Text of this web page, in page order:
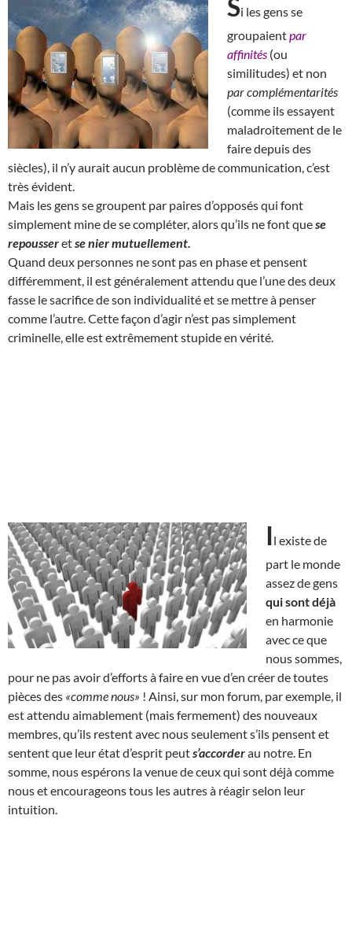
Si les gens se
groupaientpar
affinités (ou
similitudes) et non
par complémentarités
(comme ils essayent
maladroitement de le
faire depuis des
siècles), il n’y aurait aucun problème de communication, c’est
très évident.
Mais les gens se groupent par paires d’opposés qui font
simplement mine de se compléter, alors qu’ils ne font quese
repousseretse nier mutuellement.
Quand deux personnes ne sont pas en phase et pensent
différemment, il est généralement attendu que l’une des deux
fasse le sacrifice de son individualité et se mettre à penser
comme l’autre. Cette façon d’agir n’est pas simplement
criminelle, elle est extrêmement stupide en vérité.
Il existe de
part le monde
assez de gens
qui sont déjà
en harmonie
avec ce que
nous sommes,
pour ne pas avoir d’efforts à faire en vue d’en créer de toutes
pièces des «comme nous» ! Ainsi, sur mon forum, par exemple, il
est attendu aimablement (mais fermement) des nouveaux
membres, qu’ils restent avec nous seulement s’ils pensent et
sentent que leur état d’esprit peuts’accorderau notre. En
somme, nous espérons la venue de ceux qui sont déjà comme
nous et encourageons tous les autres à réagir selon leur
intuition.